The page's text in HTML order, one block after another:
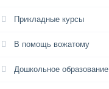
Прикладные курсы
В помощь вожатому
Дошкольное образование